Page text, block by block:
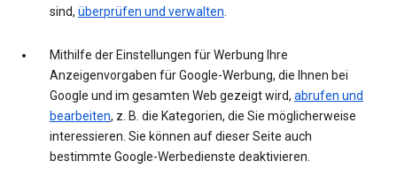
sind, überprüfen und verwalten.
Mithilfe der Einstellungen für Werbung Ihre
Anzeigenvorgaben für Google-Werbung, die Ihnen bei
Google und im gesamten Web gezeigt wird, abrufen und
bearbeiten, z. B. die Kategorien, die Sie möglicherweise
interessieren. Sie können auf dieser Seite auch
bestimmte Google-Werbedienste deaktivieren.